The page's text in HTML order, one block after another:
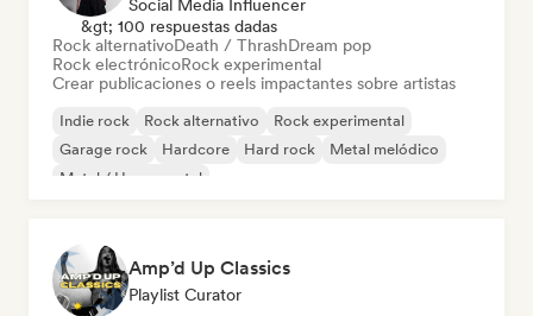
Social Media Influencer
&gt; 100 respuestas dadas
Rock alternativoDeath / ThrashDream pop
Rock electrónicoRock experimental
Crear publicaciones o reels impactantes sobre artistas
Indie rock Rock alternativo
Rock experimental
Garage rock
Hardcore Hard rock
Metal melódico
Metal / Heavy metal
Amp’d Up Classics
Playlist Curator